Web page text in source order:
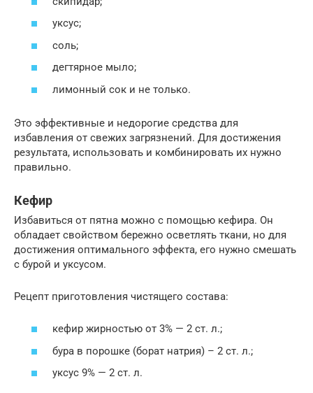
уксус;
соль;
дегтярное мыло;
лимонный сок и не только.
Это эффективные и недорогие средства для
избавления от свежих загрязнений. Для достижения
результата, использовать и комбинировать их нужно
правильно.
Кефир
Избавиться от пятна можно с помощью кефира. Он
обладает свойством бережно осветлять ткани, но для
достижения оптимального эффекта, его нужно смешать
с бурой и уксусом.
Рецепт приготовления чистящего состава:
кефир жирностью от 3% — 2 ст. л.;
бура в порошке (борат натрия) – 2 ст. л.;
уксус 9% — 2 ст. л.